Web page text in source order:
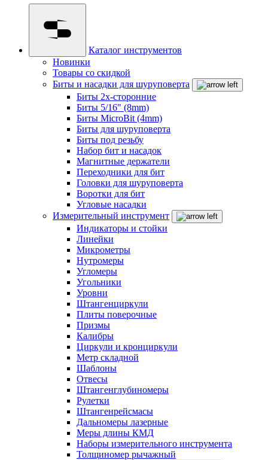
Каталог инструментов
Новинки
Товары со скидкой
Биты и насадки для шуруповерта
Биты 2х-сторонние
Биты 5/16" (8mm)
Биты MicroBit (4mm)
Биты для шуруповерта
Биты под резьбу
Набор бит и насадок
Магнитные держатели
Переходники для бит
Головки для шуруповерта
Воротки для бит
Угловые насадки
Измерительный инструмент
Индикаторы и стойки
Линейки
Микрометры
Нутромеры
Угломеры
Угольники
Уровни
Штангенциркули
Плиты поверочные
Призмы
Калибры
Циркули и кронциркули
Метр складной
Шаблоны
Отвесы
Штангенглубиномеры
Рулетки
Штангенрейсмасы
Дальномеры лазерные
Меры длины КМД
Наборы измерительного инструмента
Толщиномер рычажный